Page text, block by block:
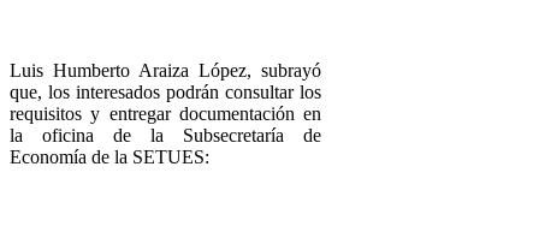
Luis Humberto Araiza López, subrayó
que, los interesados podrán consultar los
requisitos y entregar documentación en
la oficina de la Subsecretaría de
Economía de la SETUES: